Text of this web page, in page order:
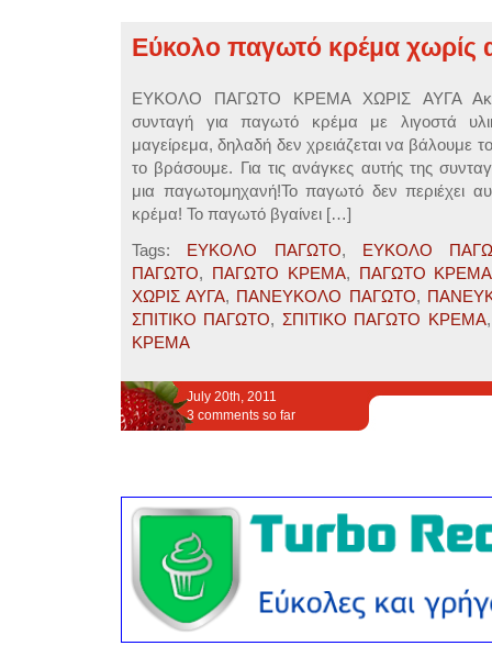
Εύκολο παγωτό κρέμα χωρίς
ΕΥΚΟΛΟ ΠΑΓΩΤΟ ΚΡΕΜΑ ΧΩΡΙΣ ΑΥΓΑ
συνταγή για παγωτό κρέμα με λιγοστά
μαγείρεμα, δηλαδή δεν χρειάζεται να βάλουμε
το βράσουμε. Για τις ανάγκες αυτής της
μια παγωτομηχανή!Το παγωτό δεν περιέχει
κρέμα! Το παγωτό βγαίνει […]
Tags: ΕΥΚΟΛΟ ΠΑΓΩΤΟ, ΕΥΚΟΛΟ
ΠΑΓΩΤΟ, ΠΑΓΩΤΟ ΚΡΕΜΑ, ΠΑΓΩΤΟ ΚΡΕΜΑ
ΧΩΡΙΣ ΑΥΓΑ, ΠΑΝΕΥΚΟΛΟ ΠΑΓΩΤΟ,
ΣΠΙΤΙΚΟ ΠΑΓΩΤΟ, ΣΠΙΤΙΚΟ ΠΑΓΩΤΟ ΚΡΕΜΑ
ΚΡΕΜΑ
July 20th, 2011
3 comments so far